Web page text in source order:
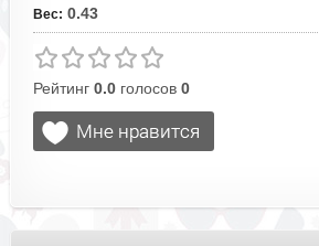
Вес: 0.43
Рейтинг 0.0голосов 0